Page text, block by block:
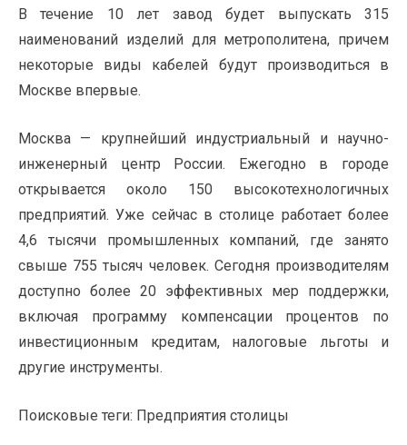
В течение 10 лет завод будет выпускать 315
наименований изделий для метрополитена, причем
некоторые виды кабелей будут производиться в
Москве впервые.
Москва — крупнейший индустриальный и научно-
инженерный центр России. Ежегодно в городе
открывается около 150 высокотехнологичных
предприятий. Уже сейчас в столице работает более
4,6 тысячи промышленных компаний, где занято
свыше 755 тысяч человек. Сегодня производителям
доступно более 20 эффективных мер поддержки,
включая программу компенсации процентов по
инвестиционным кредитам, налоговые льготы и
другие инструменты.
Поисковые теги: Предприятия столицы